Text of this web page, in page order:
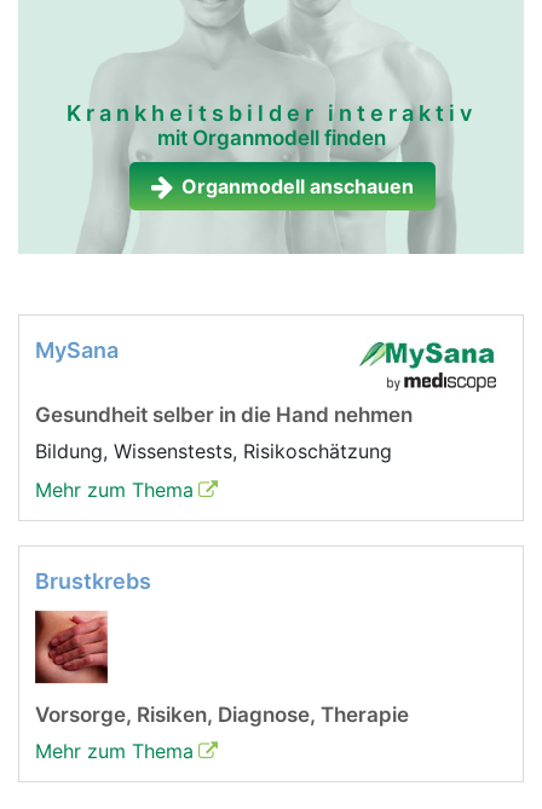
Krankheitsbilder interaktiv
mit Organmodell finden
Organmodell anschauen
MySana
Gesundheit selber in die Hand nehmen
Bildung, Wissenstests, Risikoschätzung
Mehr zum Thema
Brustkrebs
Vorsorge, Risiken, Diagnose, Therapie
Mehr zum Thema